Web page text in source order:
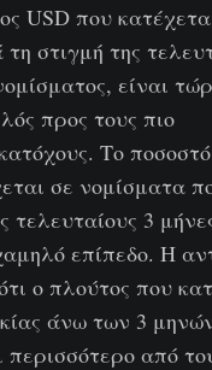
USD που
στιγμή της
είναι
προς τους πιο
Το
σε νομίσματα
τελευταίους 3
επίπεδο. Η
ο πλούτος που
άνω των 3
περισσότερο από